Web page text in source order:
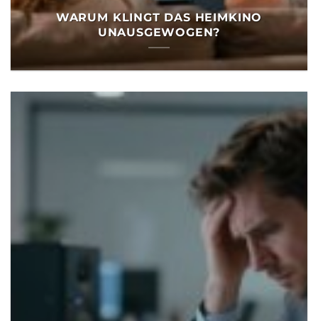
WARUM KLINGT DAS HEIMKINO
UNAUSGEWOGEN?